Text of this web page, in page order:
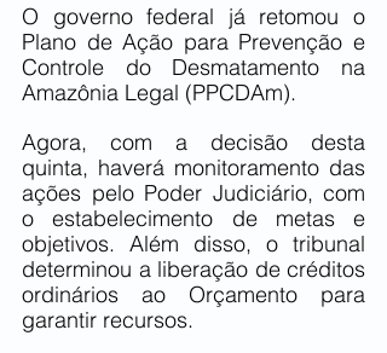
O governo federal já retomou o
Plano de Ação para Prevenção e
Controle do Desmatamento na
Amazônia Legal (PPCDAm).
Agora, com a decisão desta
quinta, haverá monitoramento das
ações pelo Poder Judiciário, com
o estabelecimento de metas e
objetivos. Além disso, o tribunal
determinou a liberação de créditos
ordinários ao Orçamento para
garantir recursos.